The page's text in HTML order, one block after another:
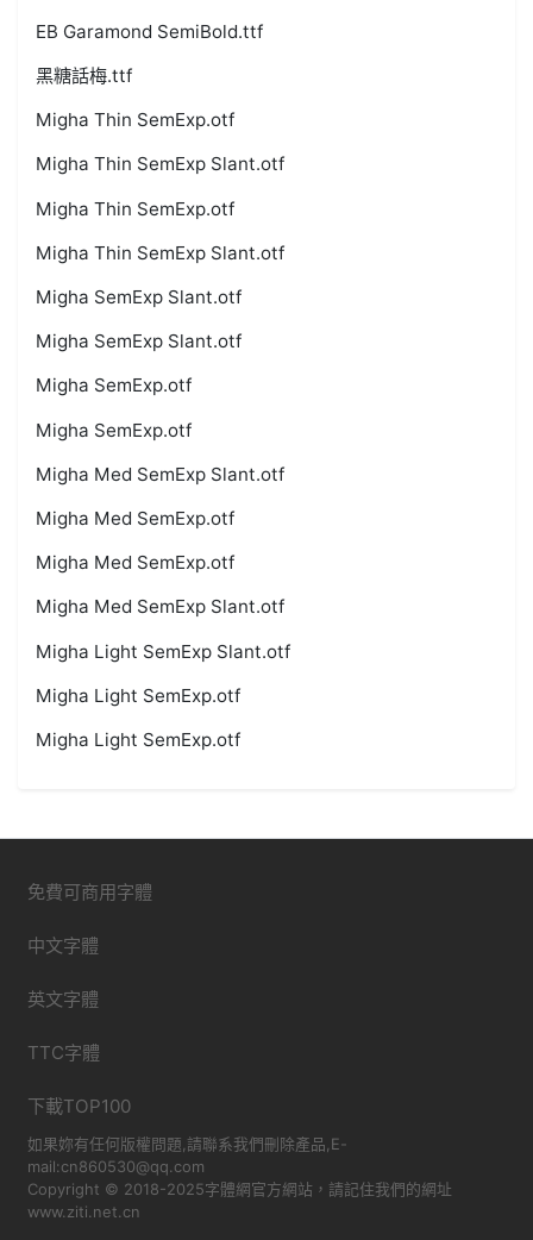
EB Garamond SemiBold.ttf
黑糖話梅.ttf
Migha Thin SemExp.otf
Migha Thin SemExp Slant.otf
Migha Thin SemExp.otf
Migha Thin SemExp Slant.otf
Migha SemExp Slant.otf
Migha SemExp Slant.otf
Migha SemExp.otf
Migha SemExp.otf
Migha Med SemExp Slant.otf
Migha Med SemExp.otf
Migha Med SemExp.otf
Migha Med SemExp Slant.otf
Migha Light SemExp Slant.otf
Migha Light SemExp.otf
Migha Light SemExp.otf
免費可商用字體
中文字體
英文字體
TTC字體
下載TOP100
如果妳有任何版權問題,請聯系我們刪除產品,E-
mail:cn860530@qq.com
Copyright © 2018-2025字體網官方網站，請記住我們的網址
www.ziti.net.cn